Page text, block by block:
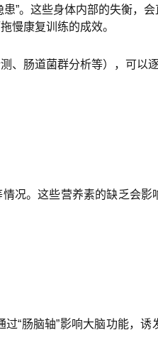
”。这些身体内部的失衡，
慢康复训练的成效。
、肠道菌群分析等），可以
况。这些营养素的缺乏会影
“肠脑轴”影响大脑功能，诱